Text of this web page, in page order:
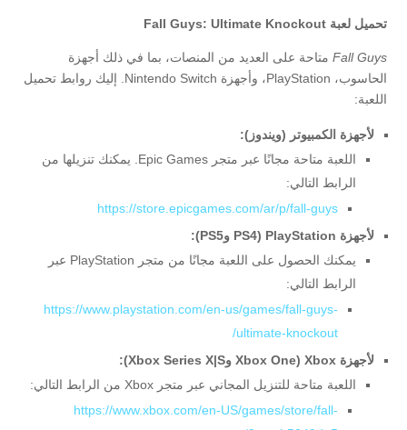
تحميل لعبة Fall Guys: Ultimate Knockout
Fall Guys متاحة على العديد من المنصات، بما في ذلك أجهزة
الحاسوب، PlayStation، وأجهزة Nintendo Switch. إليك روابط تحميل
اللعبة:
لأجهزة الكمبيوتر (ويندوز):
اللعبة متاحة مجانًا عبر متجر Epic Games. يمكنك تنزيلها من
الرابط التالي:
https://store.epicgames.com/ar/p/fall-guys
لأجهزة PlayStation (PS4 وPS5):
يمكنك الحصول على اللعبة مجانًا من متجر PlayStation عبر
الرابط التالي:
https://www.playstation.com/en-us/games/fall-guys-
ultimate-knockout/
لأجهزة Xbox (Xbox One وXbox Series X|S):
اللعبة متاحة للتنزيل المجاني عبر متجر Xbox من الرابط التالي:
https://www.xbox.com/en-US/games/store/fall-